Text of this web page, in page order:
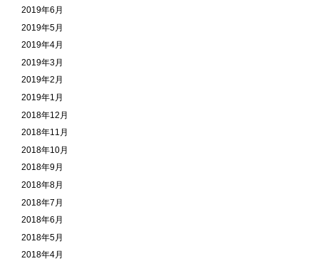
2019年6月
2019年5月
2019年4月
2019年3月
2019年2月
2019年1月
2018年12月
2018年11月
2018年10月
2018年9月
2018年8月
2018年7月
2018年6月
2018年5月
2018年4月